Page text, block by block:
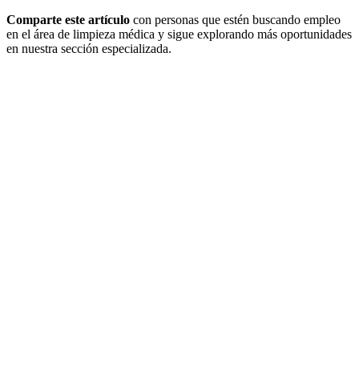
Comparte este artículo con personas que estén buscando empleo
en el área de limpieza médica y sigue explorando más oportunidades
en nuestra sección especializada.